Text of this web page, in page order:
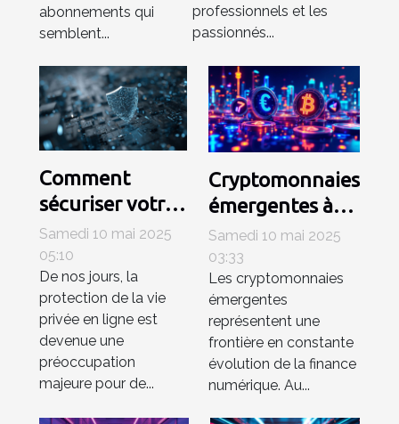
abonnements qui
semblent...
professionnels et les
passionnés...
Comment
sécuriser votre
vie privée en
ligne avec les
VPN les moins
connus mais les
plus efficaces
Samedi 10 mai 2025
05:10
De nos jours, la
protection de la vie
privée en ligne est
devenue une
préoccupation
majeure pour de...
Cryptomonnaies
émergentes à
surveiller en
investissement
intelligent ou
risque majeur
Samedi 10 mai 2025
03:33
Les cryptomonnaies
émergentes
représentent une
frontière en constante
évolution de la finance
numérique. Au...